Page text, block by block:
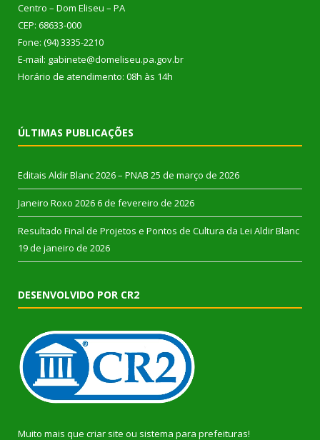
Centro – Dom Eliseu – PA
CEP: 68633-000
Fone: (94) 3335-2210
E-mail: gabinete@domeliseu.pa.gov.br
Horário de atendimento: 08h às 14h
ÚLTIMAS PUBLICAÇÕES
Editais Aldir Blanc 2026 – PNAB 25 de março de 2026
Janeiro Roxo 2026 6 de fevereiro de 2026
Resultado Final de Projetos e Pontos de Cultura da Lei Aldir Blanc
19 de janeiro de 2026
DESENVOLVIDO POR CR2
Muito mais que criar site ou sistema para prefeituras!